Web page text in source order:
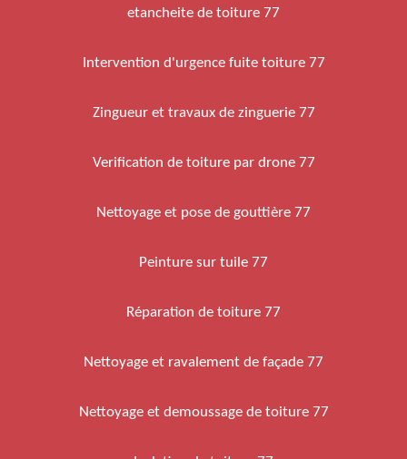
etancheite de toiture 77
Intervention d'urgence fuite toiture 77
Zingueur et travaux de zinguerie 77
Verification de toiture par drone 77
Nettoyage et pose de gouttière 77
Peinture sur tuile 77
Réparation de toiture 77
Nettoyage et ravalement de façade 77
Nettoyage et demoussage de toiture 77